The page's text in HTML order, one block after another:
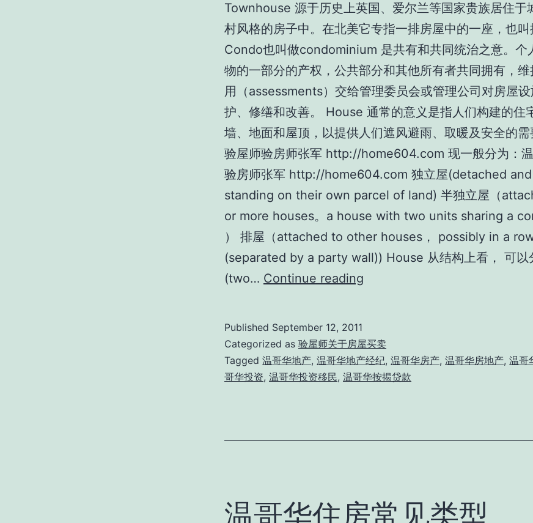
Townhouse 源于历史上英国、爱尔兰等国家贵族居住于
村风格的房子中。在北美它专指一排房屋中的一座，也叫
Condo也叫做condominium 是共有和共同统治之意。个
物的一部分的产权，公共部分和其他所有者共同拥有，
用（assessments）交给管理委员会或管理公司对房屋
护、修缮和改善。 House 通常的意义是指人们构建的住
墙、地面和屋顶，以提供人们遮风避雨、取暖及安全的
验屋师验房师张军 http://home604.com 现一般分为：
验房师张军 http://home604.com 独立屋(detached
standing on their own parcel of land) 半独立屋（
or more houses。a house with two units sharing a
） 排屋（attached to other houses， possibly in a
(separated by a party wall)) House 从结构上看， 可以
(two… Continue reading
房
屋
类
用
解
Published September 12, 2011
Categorized as 验屋师关于房屋买卖
Tagged 温哥华地产, 温哥华地产经纪, 温哥华房产, 温哥华房地产, 温哥
哥华投资, 温哥华投资移民, 温哥华按揭贷款
温哥华住房常见类型